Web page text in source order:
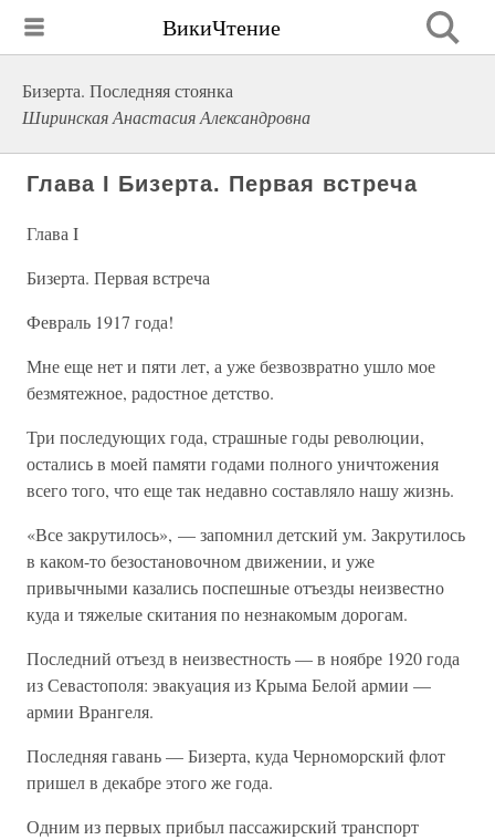
ВикиЧтение
Бизерта. Последняя стоянка
Ширинская Анастасия Александровна
Глава I Бизерта. Первая встреча
Глава I
Бизерта. Первая встреча
Февраль 1917 года!
Мне еще нет и пяти лет, а уже безвозвратно ушло мое
безмятежное, радостное детство.
Три последующих года, страшные годы революции,
остались в моей памяти годами полного уничтожения
всего того, что еще так недавно составляло нашу жизнь.
«Все закрутилось», — запомнил детский ум. Закрутилось
в каком-то безостановочном движении, и уже
привычными казались поспешные отъезды неизвестно
куда и тяжелые скитания по незнакомым дорогам.
Последний отъезд в неизвестность — в ноябре 1920 года
из Севастополя: эвакуация из Крыма Белой армии —
армии Врангеля.
Последняя гавань — Бизерта, куда Черноморский флот
пришел в декабре этого же года.
Одним из первых прибыл пассажирский транспорт